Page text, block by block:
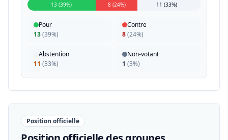
13 (39%) 8 (24%) 11 (33%)
Pour
13(39%)
Contre
8(24%)
Abstention
11 (33%)
Non-votant
1 (3%)
Position officielle